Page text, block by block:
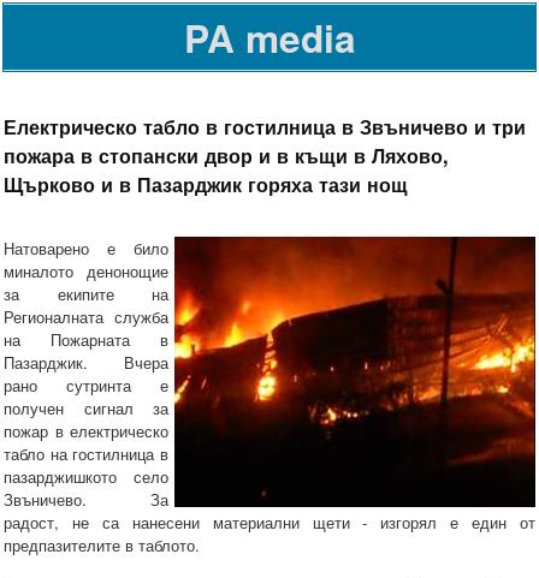
PA media
Електрическо табло в гостилница в Звъничево и три
пожара в стопански двор и в къщи в Ляхово,
Щърково и в Пазарджик горяха тази нощ
Натоварено е било
миналото денонощие
за екипите на
Регионалната служба
на Пожарната в
Пазарджик. Вчера
рано сутринта е
получен сигнал за
пожар в електрическо
табло на гостилница в
пазарджишкото село
Звъничево. За
радост, не са нанесени материални щети - изгорял е един от
предпазителите в таблото.